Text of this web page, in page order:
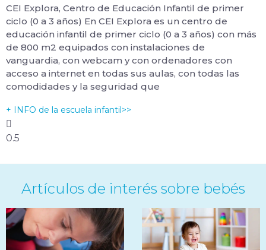
CEI Explora, Centro de Educación Infantil de primer
ciclo (0 a 3 años) En CEI Explora es un centro de
educación infantil de primer ciclo (0 a 3 años) con más
de 800 m2 equipados con instalaciones de
vanguardia, con webcam y con ordenadores con
acceso a internet en todas sus aulas, con todas las
comodidades y la seguridad que
+ INFO de la escuela infantil>>
Artículos de interés sobre bebés